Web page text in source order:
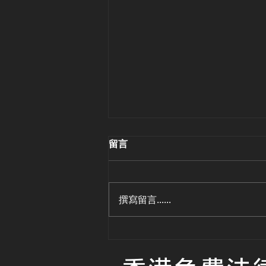
留言
撰寫留言......